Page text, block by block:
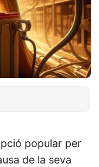
popular per
de la seva